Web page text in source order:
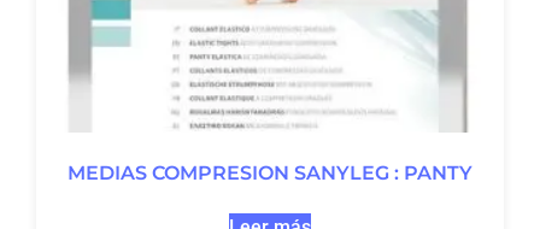
MEDIAS COMPRESION SANYLEG : PANTY